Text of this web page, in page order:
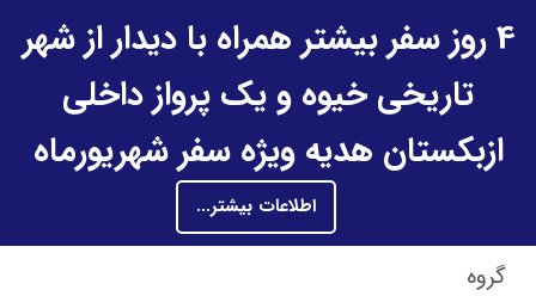
4 روز سفر بیشتر همراه با دیدار از شهر
تاریخی خیوه و یک پرواز داخلی
ازبکستان هدیه ویژه سفر شهریورماه
اطلاعات بیشتر...
گروه